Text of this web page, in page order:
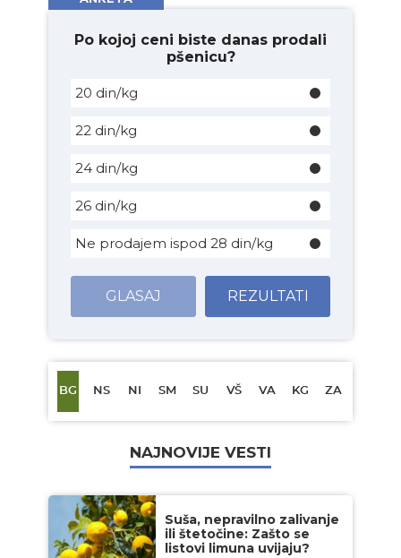
Po kojoj ceni biste danas prodali
pšenicu?
20 din/kg
22 din/kg
24 din/kg
26 din/kg
Ne prodajem ispod 28 din/kg
GLASAJ REZULTATI
BG NS NI SM SU VŠ VA KG ZA
NAJNOVIJE VESTI
Suša, nepravilno zalivanje
ili štetočine: Zašto se
listovi limuna uvijaju?